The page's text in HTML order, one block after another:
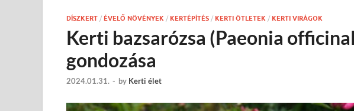
DÍSZKERT / ÉVELŐ NÖVÉNYEK / KERTÉPÍTÉS / KERTI ÖTLETEK / KERTI VIRÁGOK
Kerti bazsarózsa (Paeonia
gondozása
2024.01.31. - by Kerti élet